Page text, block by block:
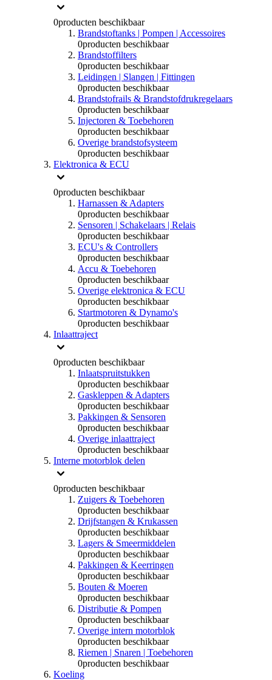
0producten beschikbaar
Brandstoftanks | Pompen | Accessoires
0producten beschikbaar
Brandstoffilters
0producten beschikbaar
Leidingen | Slangen | Fittingen
0producten beschikbaar
Brandstofrails & Brandstofdrukregelaars
0producten beschikbaar
Injectoren & Toebehoren
0producten beschikbaar
Overige brandstofsysteem
0producten beschikbaar
Elektronica & ECU
0producten beschikbaar
Harnassen & Adapters
0producten beschikbaar
Sensoren | Schakelaars | Relais
0producten beschikbaar
ECU's & Controllers
0producten beschikbaar
Accu & Toebehoren
0producten beschikbaar
Overige elektronica & ECU
0producten beschikbaar
Startmotoren & Dynamo's
0producten beschikbaar
Inlaattraject
0producten beschikbaar
Inlaatspruitstukken
0producten beschikbaar
Gaskleppen & Adapters
0producten beschikbaar
Pakkingen & Sensoren
0producten beschikbaar
Overige inlaattraject
0producten beschikbaar
Interne motorblok delen
0producten beschikbaar
Zuigers & Toebehoren
0producten beschikbaar
Drijfstangen & Krukassen
0producten beschikbaar
Lagers & Smeermiddelen
0producten beschikbaar
Pakkingen & Keerringen
0producten beschikbaar
Bouten & Moeren
0producten beschikbaar
Distributie & Pompen
0producten beschikbaar
Overige intern motorblok
0producten beschikbaar
Riemen | Snaren | Toebehoren
0producten beschikbaar
Koeling